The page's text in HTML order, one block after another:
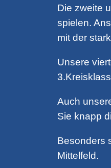
Die zweite
spielen.
mit der
Unsere
Auch
Sie knapp
Besonders
Mittelfeld.